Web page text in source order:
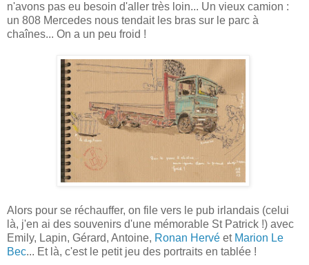
n'avons pas eu besoin d'aller très loin... Un vieux camion :
un 808 Mercedes nous tendait les bras sur le parc à
chaînes... On a un peu froid !
Alors pour se réchauffer, on file vers le pub irlandais (celui
là, j'en ai des souvenirs d'une mémorable St Patrick !) avec
Emily, Lapin, Gérard, Antoine, Ronan Hervé et Marion Le
Bec... Et là, c'est le petit jeu des portraits en tablée !